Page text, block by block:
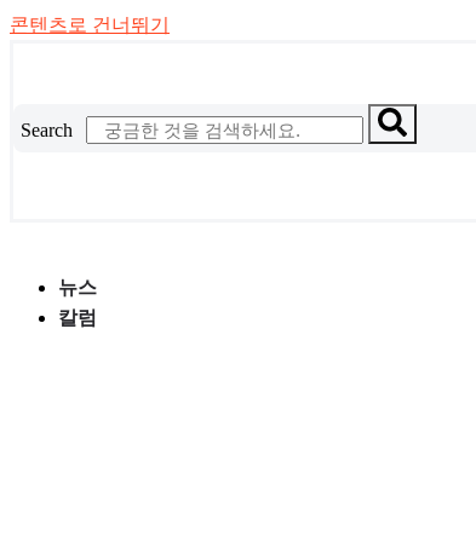
콘텐츠로 건너뛰기
Search
뉴스
칼럼